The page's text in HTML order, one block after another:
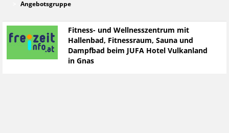
Angebotsgruppe
Fitness- und Wellnesszentrum mit
Hallenbad, Fitnessraum, Sauna und
Dampfbad beim JUFA Hotel Vulkanland
in Gnas